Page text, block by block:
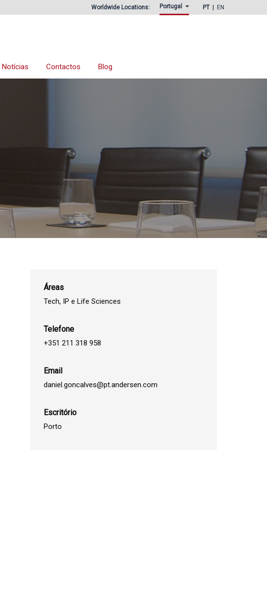
Worldwide Locations: Portugal PT EN
Notícias Contactos Blog
Áreas
Tech, IP e Life Sciences
Telefone
+351 211 318 958
Email
daniel.goncalves@pt.andersen.com
Escritório
Porto